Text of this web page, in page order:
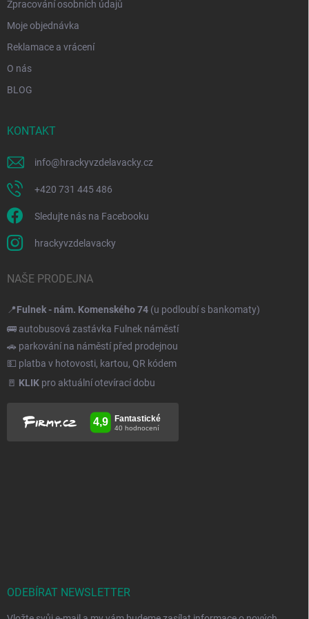
Zpracování osobních údajů
Moje objednávka
Reklamace a vrácení
O nás
BLOG
KONTAKT
info@hrackyvzdelavacky.cz
+420 731 445 486
Sledujte nás na Facebooku
hrackyvzdelavacky
NAŠE PRODEJNA
📍Fulnek - nám. Komenského 74 (u podloubí s bankomaty)
🚌 autobusová zastávka Fulnek náměstí
🚗 parkování na náměstí před prodejnou
💵 platba v hotovosti, kartou, QR kódem
🚪 KLIK pro aktuální otevírací dobu
ODEBÍRAT NEWSLETTER